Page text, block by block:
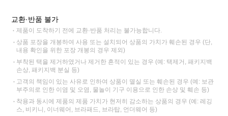
교환·반품 불가
제품이 도착하기 전에 교환·반품 처리는 불가능합니다.
상품 포장을 개봉하여 사용 또는 설치되어 상품의 가치가 훼손된 경우 (단,
내용 확인을 위한 포장 개봉의 경우 제외)
부착된 택을 제거하였거나 제거한 흔적이 있는 경우 (예: 택제거, 패키지백
손상, 패키지백 분실 등)
고객의 책임이 있는 사유로 인하여 상품이 멸실 또는 훼손된 경우 (예: 보관
부주의로 인한 이염 및 오염, 물놀이 기구 이용으로 인한 손상 및 훼손 등)
착용과 동시에 제품의 제품 가치가 현저히 감소하는 상품의 경우 (예: 레깅
스, 비키니, 이너웨어, 브라패드, 브라탑, 언더웨어 등)